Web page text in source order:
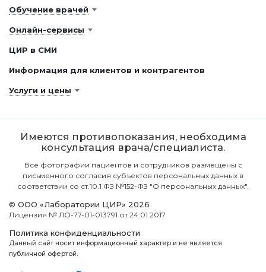
Обучение врачей
Онлайн-сервисы
ЦИР в СМИ
Информация для клиентов и контрагентов
Услуги и цены
Имеются противопоказания, необходима
консультация врача/специалиста.
Все фотографии пациентов и сотрудников размещены с
письменного согласия субъектов персональных данных в
соответствии со ст.10.1 ФЗ №152-ФЗ "О персональных данных".
© ООО «Лаборатории ЦИР» 2026
Лицензия № ЛО-77-01-013791 от 24.01.2017
Политика конфиденциальности
Данный сайт носит информационный характер и не является
публичной офертой.